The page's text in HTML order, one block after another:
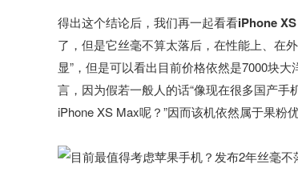
得出这个结论后， 我们再一起看看iPhone
了，但是它丝毫不算太落后，在性能上、在
显”，但是可以看出目前价格依然是7000块
言，因为假若一般人的话“像现在很多国产
iPhone XS Max呢？”因而该机依然属于果粉